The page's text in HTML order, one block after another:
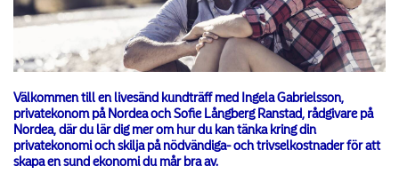
Välkommen till en livesänd kundträff med Ingela Gabrielsson,
privatekonom på Nordea och Sofie Långberg Ranstad, rådgivare på
Nordea, där du lär dig mer om hur du kan tänka kring din
privatekonomi och skilja på nödvändiga- och trivselkostnader för att
skapa en sund ekonomi du mår bra av.